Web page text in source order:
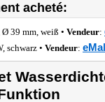
acheté:
39 mm, weiß • Vendeur:
schwarz • Vendeur: